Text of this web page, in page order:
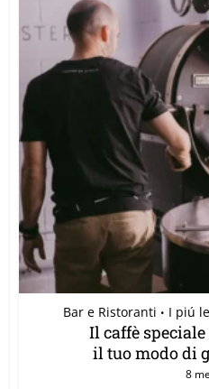
Bar e Ristoranti • I piú
Il caffè
il tuo modo di
8